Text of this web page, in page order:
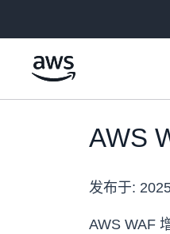
AWS
发布于:
AWS WAF